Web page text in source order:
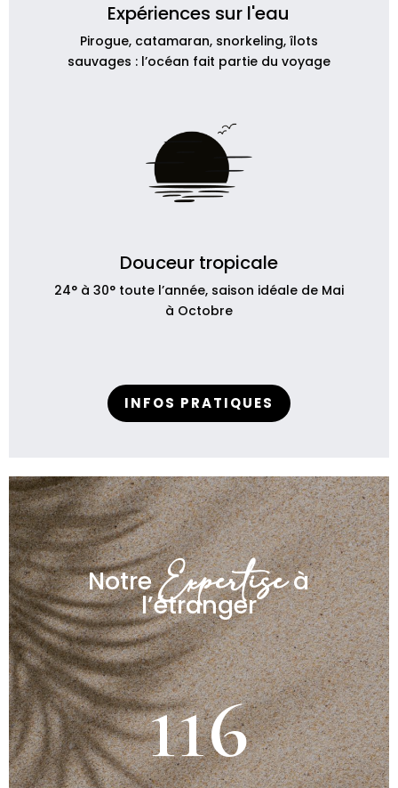
Expériences sur l'eau
Pirogue, catamaran, snorkeling, îlots
sauvages : l’océan fait partie du voyage
Douceur tropicale
24° à 30° toute l’année, saison idéale de Mai
à Octobre
INFOS PRATIQUES
NotreExpertiseà
l’étranger
116